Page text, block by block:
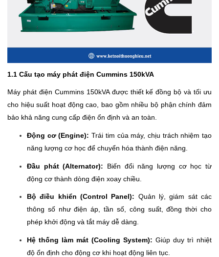
1.1 Cấu tạo máy phát điện Cummins 150kVA
Máy phát điện Cummins 150kVA được thiết kế đồng bộ và tối ưu
cho hiệu suất hoạt động cao, bao gồm nhiều bộ phận chính đảm
bảo khả năng cung cấp điện ổn định và an toàn.
Động cơ (Engine): Trái tim của máy, chịu trách nhiệm tạo
năng lượng cơ học để chuyển hóa thành điện năng.
Đầu phát (Alternator): Biến đổi năng lượng cơ học từ
động cơ thành dòng điện xoay chiều.
Bộ điều khiển (Control Panel): Quản lý, giám sát các
thông số như điện áp, tần số, công suất, đồng thời cho
phép khởi động và tắt máy dễ dàng.
Hệ thống làm mát (Cooling System): Giúp duy trì nhiệt
độ ổn định cho động cơ khi hoạt động liên tục.